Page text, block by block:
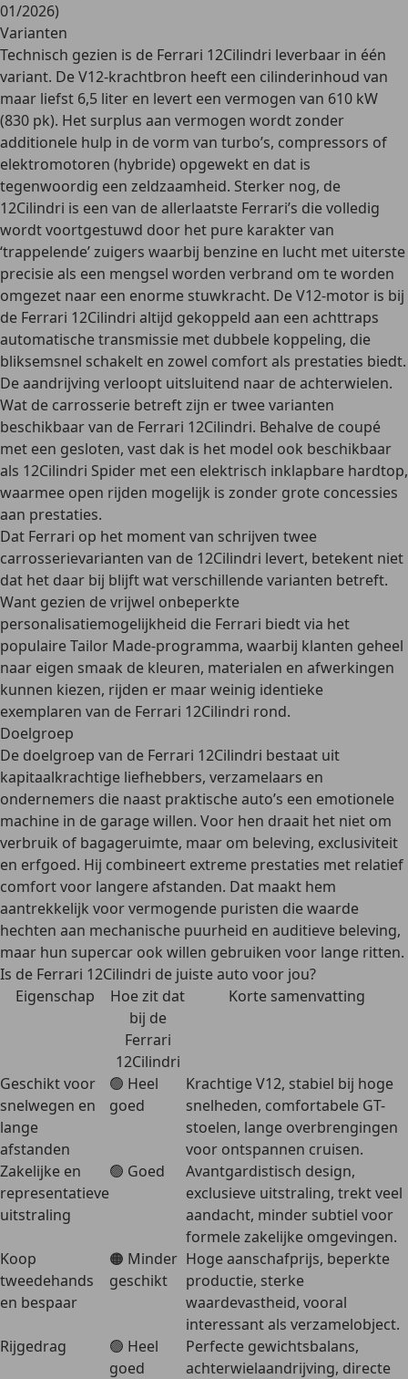
01/2026)
Varianten
Technisch gezien is de Ferrari 12Cilindri leverbaar in één
variant. De V12-krachtbron heeft een cilinderinhoud van
maar liefst 6,5 liter en levert een vermogen van 610 kW
(830 pk). Het surplus aan vermogen wordt zonder
additionele hulp in de vorm van turbo’s, compressors of
elektromotoren (hybride) opgewekt en dat is
tegenwoordig een zeldzaamheid. Sterker nog, de
12Cilindri is een van de allerlaatste Ferrari’s die volledig
wordt voortgestuwd door het pure karakter van
‘trappelende’ zuigers waarbij benzine en lucht met uiterste
precisie als een mengsel worden verbrand om te worden
omgezet naar een enorme stuwkracht. De V12-motor is bij
de Ferrari 12Cilindri altijd gekoppeld aan een achttraps
automatische transmissie met dubbele koppeling, die
bliksemsnel schakelt en zowel comfort als prestaties biedt.
De aandrijving verloopt uitsluitend naar de achterwielen.
Wat de carrosserie betreft zijn er twee varianten
beschikbaar van de Ferrari 12Cilindri. Behalve de coupé
met een gesloten, vast dak is het model ook beschikbaar
als 12Cilindri Spider met een elektrisch inklapbare hardtop,
waarmee open rijden mogelijk is zonder grote concessies
aan prestaties.
Dat Ferrari op het moment van schrijven twee
carrosserievarianten van de 12Cilindri levert, betekent niet
dat het daar bij blijft wat verschillende varianten betreft.
Want gezien de vrijwel onbeperkte
personalisatiemogelijkheid die Ferrari biedt via het
populaire Tailor Made-programma, waarbij klanten geheel
naar eigen smaak de kleuren, materialen en afwerkingen
kunnen kiezen, rijden er maar weinig identieke
exemplaren van de Ferrari 12Cilindri rond.
Doelgroep
De doelgroep van de Ferrari 12Cilindri bestaat uit
kapitaalkrachtige liefhebbers, verzamelaars en
ondernemers die naast praktische auto’s een emotionele
machine in de garage willen. Voor hen draait het niet om
verbruik of bagageruimte, maar om beleving, exclusiviteit
en erfgoed. Hij combineert extreme prestaties met relatief
comfortvoor langere afstanden. Dat maakt hem
aantrekkelijk voor vermogende puristen die waarde
hechten aan mechanische puurheid en auditieve beleving,
maar hun supercar ook willen gebruiken voor lange ritten.
Is de Ferrari 12Cilindri de juiste auto voor jou?
Eigenschap
Hoe zit dat
bij de
Ferrari
12Cilindri
Korte samenvatting
Geschikt voor
snelwegen en
lange
afstanden
🟢 Heel
goed
Krachtige V12, stabiel bij hoge
snelheden, comfortabele GT-
stoelen, lange overbrengingen
voor ontspannen cruisen.
Zakelijke en
representatieve
uitstraling
🟢 Goed
Avantgardistisch design,
exclusieve uitstraling, trekt veel
aandacht, minder subtiel voor
formele zakelijke omgevingen.
Koop
tweedehands
en bespaar
🟠 Minder
geschikt
Hoge aanschafprijs, beperkte
productie, sterke
waardevastheid, vooral
interessant als verzamelobject.
Rijgedrag
🟢 Heel
goed
Perfecte gewichtsbalans,
achterwielaandrijving, directe